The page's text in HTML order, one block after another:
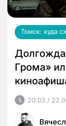
Томск: куда
Грома»
20:03 /